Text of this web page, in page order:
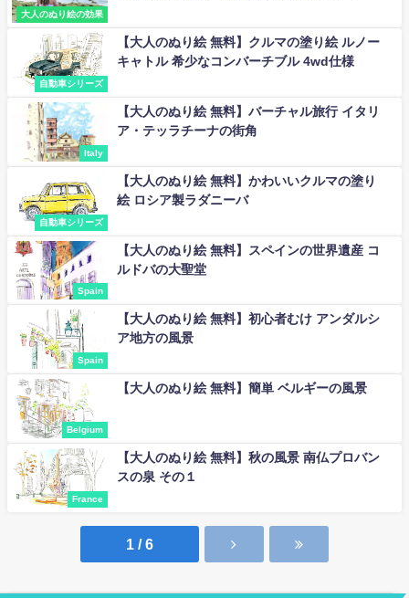
大人のぬり絵の効果
自動車シリーズ
【大人のぬり絵 無料】クルマの塗り絵 ルノー
キャトル 希少なコンバーチブル 4wd仕様
Italy
【大人のぬり絵 無料】バーチャル旅行 イタリ
ア・テッラチーナの街角
自動車シリーズ
【大人のぬり絵 無料】かわいいクルマの塗り
絵 ロシア製ラダニーバ
Spain
【大人のぬり絵 無料】スペインの世界遺産 コ
ルドバの大聖堂
Spain
【大人のぬり絵 無料】初心者むけ アンダルシ
ア地方の風景
Belgium
【大人のぬり絵 無料】簡単 ベルギーの風景
France
【大人のぬり絵 無料】秋の風景 南仏プロバン
スの泉 その１
1 / 6